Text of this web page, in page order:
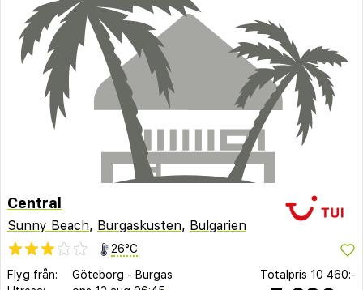
Central
Sunny Beach, Burgaskusten, Bulgarien
26°C
Flyg från:
Göteborg - Burgas
Totalpris 10 460:-